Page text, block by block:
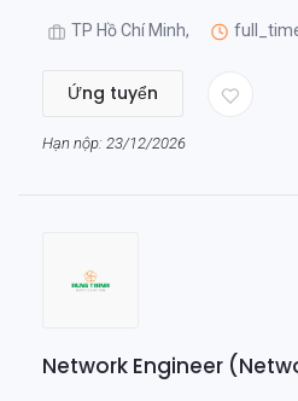
TP Hồ Chí Minh,
Ứng tuyển
Hạn nộp: 23/12/2026
Network Engineer